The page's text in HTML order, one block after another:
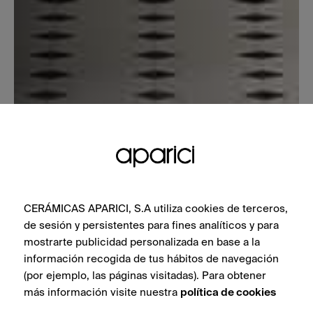
CERÁMICAS APARICI, S.A utiliza cookies de terceros,
de sesión y persistentes para fines analíticos y para
mostrarte publicidad personalizada en base a la
información recogida de tus hábitos de navegación
(por ejemplo, las páginas visitadas). Para obtener
más información visite nuestra política de cookies